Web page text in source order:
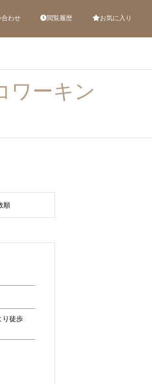
合わせ 閲覧履歴 お気に入り
ワーキン
順
り徒歩